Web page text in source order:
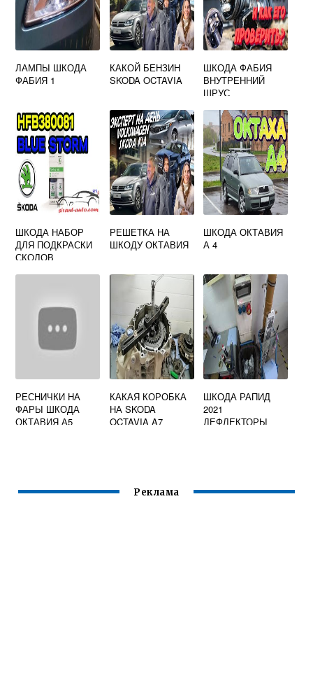
ЛАМПЫ ШКОДА
ФАБИЯ 1
КАКОЙ БЕНЗИН
SKODA OCTAVIA
ШКОДА ФАБИЯ
ВНУТРЕННИЙ
ШРУС
ШКОДА НАБОР
ДЛЯ ПОДКРАСКИ
СКОЛОВ
РЕШЕТКА НА
ШКОДУ ОКТАВИЯ
ШКОДА ОКТАВИЯ
А 4
РЕСНИЧКИ НА
ФАРЫ ШКОДА
ОКТАВИЯ А5
КАКАЯ КОРОБКА
НА SKODA
OCTAVIA A7
ШКОДА РАПИД
2021
ДЕФЛЕКТОРЫ
Реклама